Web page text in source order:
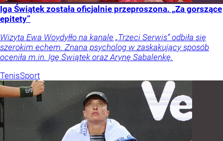
Iga Świątek została oficjalnie przeproszona. „Za gorszące
epitety”
Wizyta Ewa Woydyłło na kanale „Trzeci Serwis” odbiła się
szerokim echem. Znana psycholog w zaskakujący sposób
oceniła m.in. Igę Świątek oraz Arynę Sabalenkę.
TenisSport